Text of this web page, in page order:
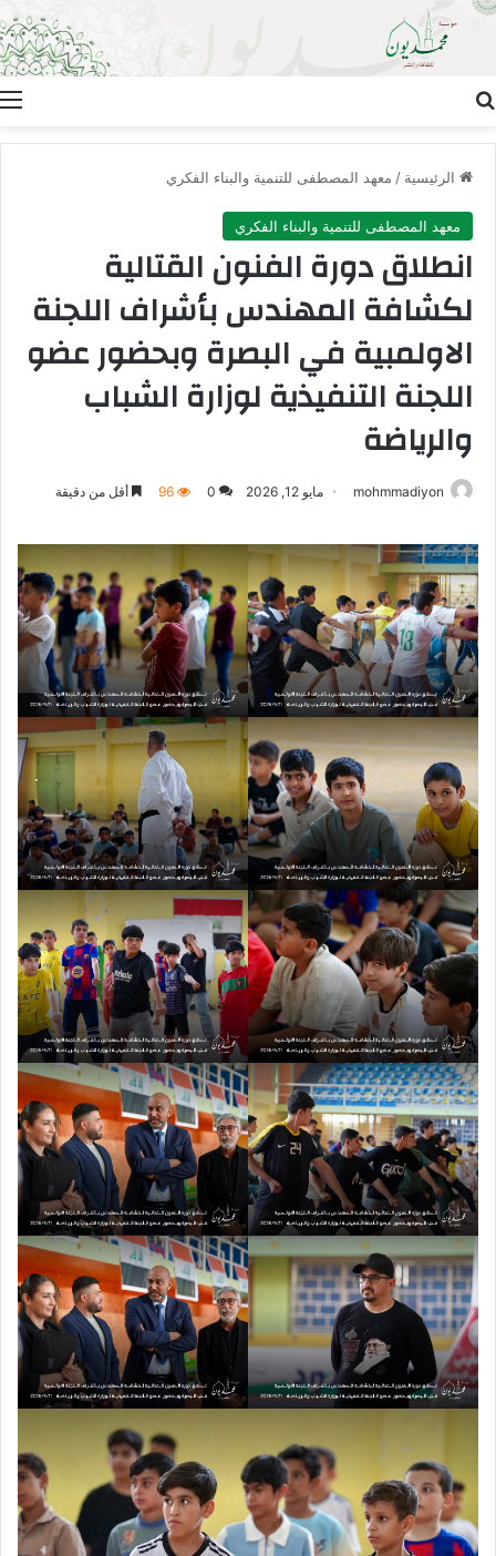
الرئيسية / معهد المصطفى للتنمية والبناء الفكري
معهد المصطفى للتنمية والبناء الفكري
انطلاق دورة الفنون القتالية
لكشافة المهندس بأشراف اللجنة
الاولمبية في البصرة وبحضور عضو
اللجنة التنفيذية لوزارة الشباب
والرياضة
mohmmadiyon مايو 12, 2026 0
96 أقل من دقيقة